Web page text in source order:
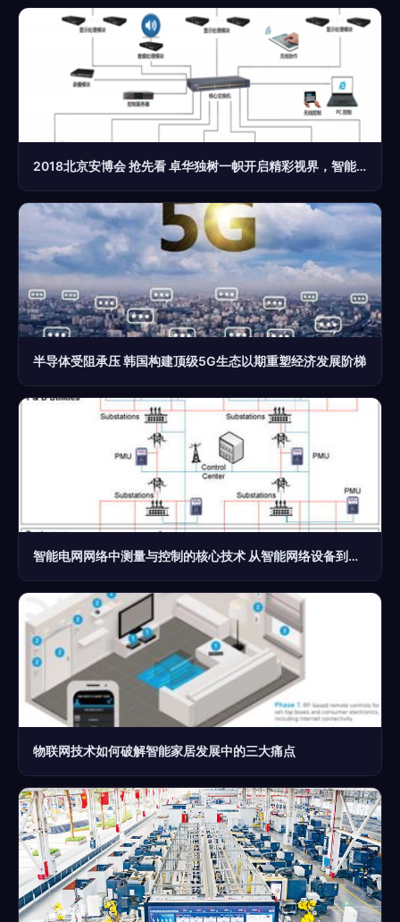
2018北京安博会 抢先看 卓华独树一帜开启精彩视界，智能网络设备引领风潮
半导体受阻承压 韩国构建顶级5G生态以期重塑经济发展阶梯
智能电网网络中测量与控制的核心技术 从智能网络设备到高效能源管理
物联网技术如何破解智能家居发展中的三大痛点